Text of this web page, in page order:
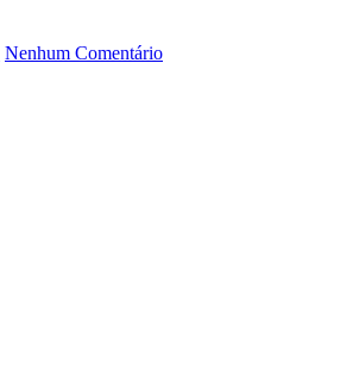
Nenhum Comentário